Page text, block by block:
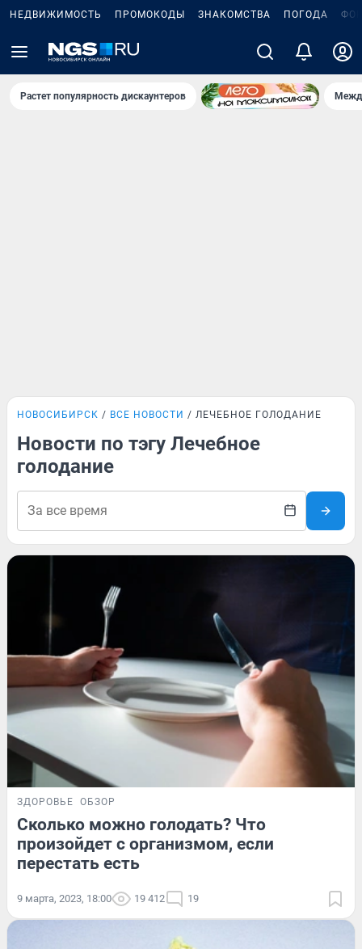
НЕДВИЖИМОСТЬ ПРОМОКОДЫ ЗНАКОМСТВА ПОГОДА
Растет популярность дискаунтеров
НОВОСИБИРСК ВСЕ НОВОСТИ ЛЕЧЕБНОЕ ГОЛОДАНИЕ
Новости по тэгу Лечебное
голодание
ЗДОРОВЬЕ ОБЗОР
Сколько можно голодать? Что
произойдет с организмом, если
перестать есть
9 марта, 2023, 18:00 19 412 19